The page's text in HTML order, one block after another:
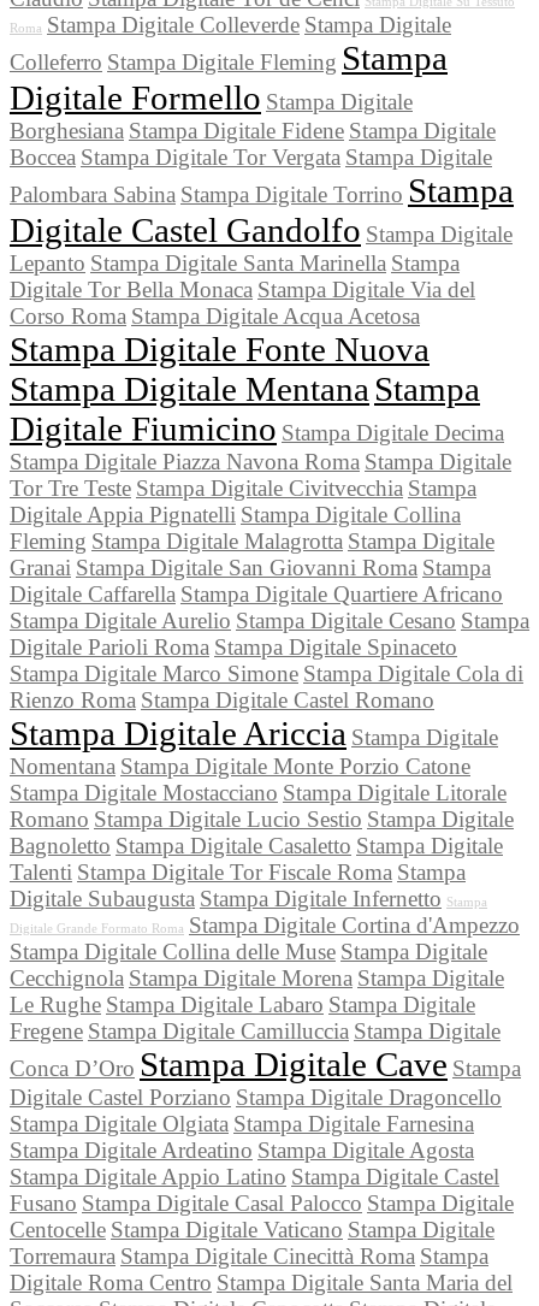
Roma Stampa Digitale Colleverde Stampa Digitale
Colleferro Stampa Digitale Fleming Stampa
Digitale Formello Stampa Digitale
Borghesiana Stampa Digitale Fidene Stampa Digitale
Boccea Stampa Digitale Tor Vergata Stampa Digitale
Palombara Sabina Stampa Digitale Torrino Stampa
Digitale Castel Gandolfo Stampa Digitale
Lepanto Stampa Digitale Santa Marinella Stampa
Digitale Tor Bella Monaca Stampa Digitale Via del
Corso Roma Stampa Digitale Acqua Acetosa
Stampa Digitale Fonte Nuova
Stampa Digitale Mentana Stampa
Digitale Fiumicino Stampa Digitale Decima
Stampa Digitale Piazza Navona Roma Stampa Digitale
Tor Tre Teste Stampa Digitale Civitvecchia Stampa
Digitale Appia Pignatelli Stampa Digitale Collina
Fleming Stampa Digitale Malagrotta Stampa Digitale
Granai Stampa Digitale San Giovanni Roma Stampa
Digitale Caffarella Stampa Digitale Quartiere Africano
Stampa Digitale Aurelio Stampa Digitale Cesano Stampa
Digitale Parioli Roma Stampa Digitale Spinaceto
Stampa Digitale Marco Simone Stampa Digitale Cola di
Rienzo Roma Stampa Digitale Castel Romano
Stampa Digitale Ariccia Stampa Digitale
Nomentana Stampa Digitale Monte Porzio Catone
Stampa Digitale Mostacciano Stampa Digitale Litorale
Romano Stampa Digitale Lucio Sestio Stampa Digitale
Bagnoletto Stampa Digitale Casaletto Stampa Digitale
Talenti Stampa Digitale Tor Fiscale Roma Stampa
Digitale Subaugusta Stampa Digitale Infernetto Stampa
Digitale Grande Formato Roma Stampa Digitale Cortina d'Ampezzo
Stampa Digitale Collina delle Muse Stampa Digitale
Cecchignola Stampa Digitale Morena Stampa Digitale
Le Rughe Stampa Digitale Labaro Stampa Digitale
Fregene Stampa Digitale Camilluccia Stampa Digitale
Conca D’Oro Stampa Digitale Cave Stampa
Digitale Castel Porziano Stampa Digitale Dragoncello
Stampa Digitale Olgiata Stampa Digitale Farnesina
Stampa Digitale Ardeatino Stampa Digitale Agosta
Stampa Digitale Appio Latino Stampa Digitale Castel
Fusano Stampa Digitale Casal Palocco Stampa Digitale
Centocelle Stampa Digitale Vaticano Stampa Digitale
Torremaura Stampa Digitale Cinecittà Roma Stampa
Digitale Roma Centro Stampa Digitale Santa Maria del